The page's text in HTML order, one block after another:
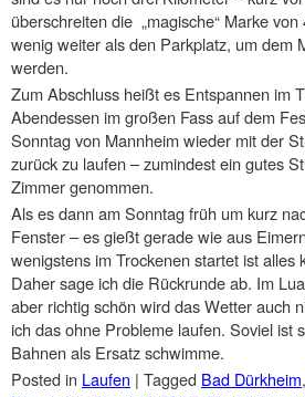
überschreiten die „magische“ Marke
wenig weiter als den Parkplatz, um dem
werden.
Zum Abschluss heißt es Entspannen im
Abendessen im großen Fass auf dem
Sonntag von Mannheim wieder mit der
zurück zu laufen – zumindest ein gutes
Zimmer genommen.
Als es dann am Sonntag früh um kurz
Fenster – es gießt gerade wie aus
wenigstens im Trockenen startet ist
Daher sage ich die Rückrunde ab. Im
aber richtig schön wird das Wetter auch
ich das ohne Probleme laufen. Soviel ist
Bahnen als Ersatz schwimme.
Posted in Laufen | Tagged Bad Dürkheim,